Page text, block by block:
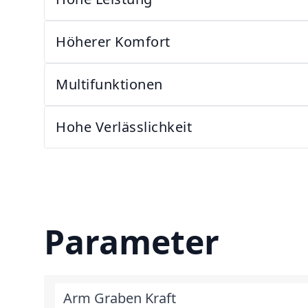
Höherer Komfort
Multifunktionen
Hohe Verlässlichkeit
Parameter
Arm Graben Kraft